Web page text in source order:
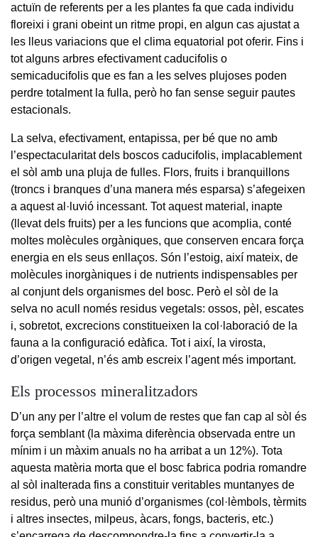
actuïn de referents per a les plantes fa que cada individu
floreixi i grani obeint un ritme propi, en algun cas ajustat a
les lleus variacions que el clima equatorial pot oferir. Fins i
tot alguns arbres efectivament caducifolis o
semicaducifolis que es fan a les selves plujoses poden
perdre totalment la fulla, però ho fan sense seguir pautes
estacionals.
La selva, efectivament, entapissa, per bé que no amb
l’espectacularitat dels boscos caducifolis, implacablement
el sòl amb una pluja de fulles. Flors, fruits i branquillons
(troncs i branques d’una manera més esparsa) s’afegeixen
a aquest al·luvió incessant. Tot aquest material, inapte
(llevat dels fruits) per a les funcions que acomplia, conté
moltes molècules orgàniques, que conserven encara força
energia en els seus enllaços. Són l’estoig, així mateix, de
molècules inorgàniques i de nutrients indispensables per
al conjunt dels organismes del bosc. Però el sòl de la
selva no acull només residus vegetals: ossos, pèl, escates
i, sobretot, excrecions constitueixen la col·laboració de la
fauna a la configuració edàfica. Tot i així, la virosta,
d’origen vegetal, n’és amb escreix l’agent més important.
Els processos mineralitzadors
D’un any per l’altre el volum de restes que fan cap al sòl és
força semblant (la màxima diferència observada entre un
mínim i un màxim anuals no ha arribat a un 12%). Tota
aquesta matèria morta que el bosc fabrica podria romandre
al sòl inalterada fins a constituir veritables muntanyes de
residus, però una munió d’organismes (col·lèmbols, tèrmits
i altres insectes, milpeus, àcars, fongs, bacteris, etc.)